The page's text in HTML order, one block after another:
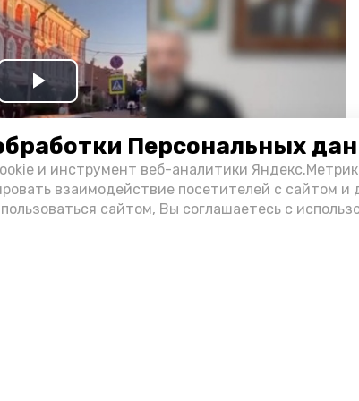
Персональных
и инструмент веб-аналитики
взаимодействие посетителей с сайтом и
сайтом, Вы соглашаетесь с
Play
Video